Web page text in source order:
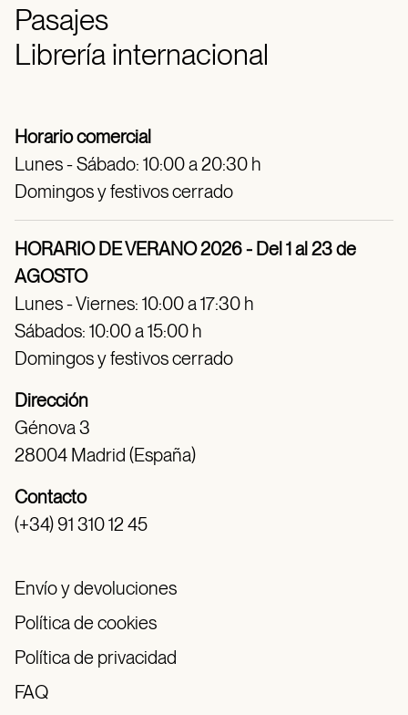
Pasajes
Librería internacional
Horario comercial
Lunes - Sábado: 10:00 a 20:30 h
Domingos y festivos cerrado
HORARIO DE VERANO 2026 - Del 1 al 23 de
AGOSTO
Lunes - Viernes: 10:00 a 17:30 h
Sábados: 10:00 a 15:00 h
Domingos y festivos cerrado
Dirección
Génova 3
28004 Madrid (España)
Contacto
(+34) 91 310 12 45
Envío y devoluciones
Política de cookies
Política de privacidad
FAQ